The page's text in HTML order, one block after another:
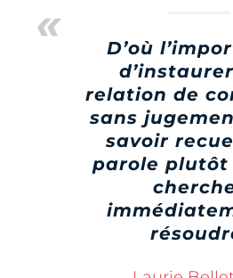
D’où
relation de
sans
savoir
parole plutôt